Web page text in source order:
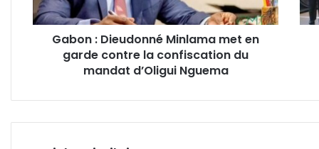
contre
la
confiscation
Nguema
Gabon : Dieudonné Minlama met en
garde contre la confiscation du
mandat d’Oligui Nguema
le
des